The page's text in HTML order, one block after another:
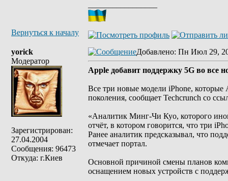
Вернуться к началу
yorick
Модератор
Зарегистрирован:
27.04.2004
Сообщения: 96473
Откуда: г.Киев
Добавлено: Пн Июл 29,
Apple добавит поддержку 5G во все
Все три новые модели iPhone, которые
поколения, сообщает Techcrunch со
«Аналитик Минг-Чи Куо, которого
отчёт, в котором говорится, что три
Ранее аналитик предсказывал, что
отмечает портал.
Основной причиной смены планов
оснащением новых устройств с